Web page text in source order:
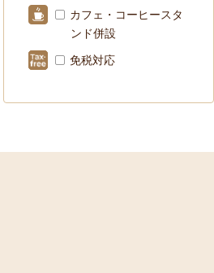
カフェ・コーヒースタ
ンド併設
免税対応